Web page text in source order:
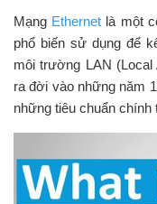
Mạng Ethernet là một
phổ biến sử dụng để
môi trường LAN (Local
ra đời vào những năm
những tiêu chuẩn chính